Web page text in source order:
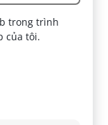
trong trình
của tôi.